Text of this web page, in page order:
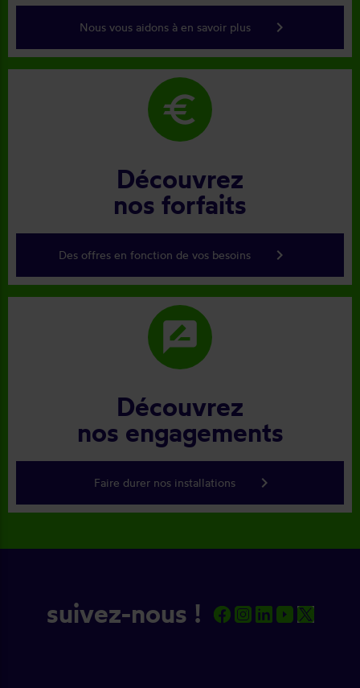
Nous vous aidons à en savoir plus keyboard_arrow_right
euro
Découvrez
nos forfaits
Des offres en fonction de vos besoins keyboard_arrow_right
rate_review
Découvrez
nos engagements
Faire durer nos installations keyboard_arrow_right
suivez-nous !